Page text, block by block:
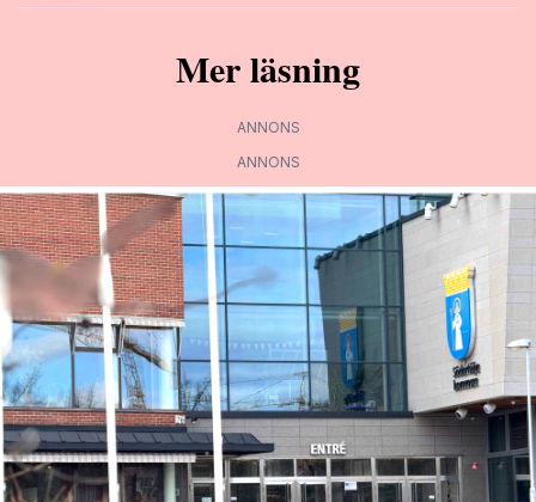
Mer läsning
ANNONS
ANNONS